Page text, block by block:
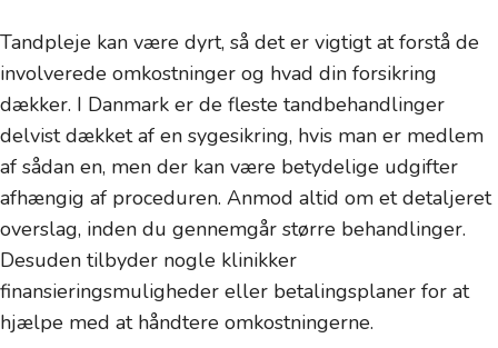
Tandpleje kan være dyrt, så det er vigtigt at forstå de
involverede omkostninger og hvad din forsikring
dækker. I Danmark er de fleste tandbehandlinger
delvist dækket af en sygesikring, hvis man er medlem
af sådan en, men der kan være betydelige udgifter
afhængig af proceduren. Anmod altid om et detaljeret
overslag, inden du gennemgår større behandlinger.
Desuden tilbyder nogle klinikker
finansieringsmuligheder eller betalingsplaner for at
hjælpe med at håndtere omkostningerne.